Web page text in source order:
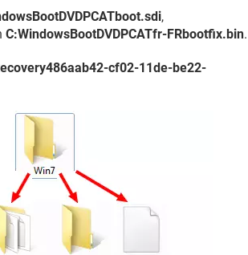
,
C:WindowsBootDVDPCATfr-FRbootfix.bin.
cf02-11de-be22-